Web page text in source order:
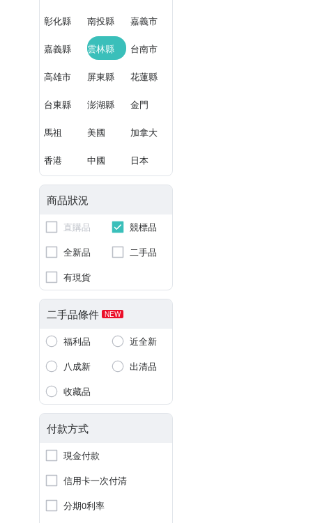
彰化縣 南投縣 嘉義市
嘉義縣 雲林縣 台南市
高雄市 屏東縣 花蓮縣
台東縣 澎湖縣 金門
馬祖 美國 加拿大
香港 中國 日本
商品狀況
直購品
競標品
全新品
二手品
有現貨
二手品條件 NEW
福利品
近全新
八成新
出清品
收藏品
付款方式
現金付款
信用卡一次付清
分期0利率